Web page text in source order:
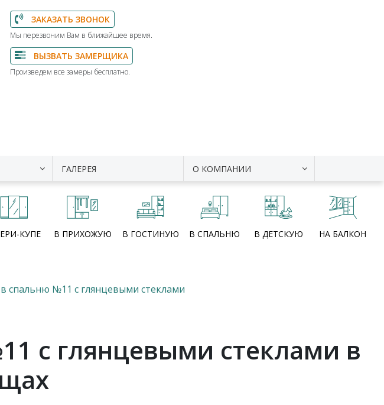
ЗАКАЗАТЬ ЗВОНОК
Мы перезвоним Вам в ближайшее время.
ВЫЗВАТЬ ЗАМЕРЩИКА
Произведем все замеры бесплатно.
ГАЛЕРЕЯ О КОМПАНИИ
КУПЕ В ПРИХОЖУЮ В ГОСТИНУЮ В СПАЛЬНЮ В ДЕТСКУЮ НА БАЛКОН
спальню №11 с глянцевыми стеклами
с глянцевыми стеклами в